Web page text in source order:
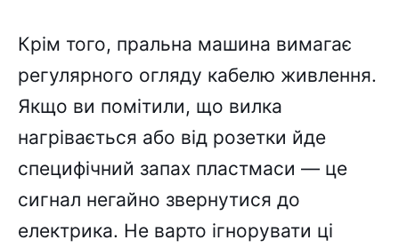
Крім того, пральна машина вимагає
регулярного огляду кабелю живлення.
Якщо ви помітили, що вилка
нагрівається або від розетки йде
специфічний запах пластмаси — це
сигнал негайно звернутися до
електрика. Не варто ігнорувати ці